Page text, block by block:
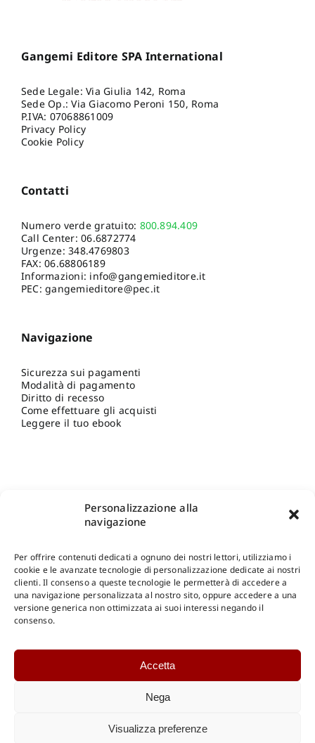
Personalizzazione alla
navigazione
Per offrire contenuti dedicati a ognuno dei nostri lettori, utilizziamo i
cookie e le avanzate tecnologie di personalizzazione dedicate ai nostri
clienti. Il consenso a queste tecnologie le permetterà di accedere a
una navigazione personalizzata al nostro sito, oppure accedere a una
versione generica non ottimizzata ai suoi interessi negando il
consenso.
Accetta
Nega
Visualizza preferenze
Gangemi Editore SPA International
Sede Legale: Via Giulia 142, Roma
Sede Op.: Via Giacomo Peroni 150, Roma
P.IVA: 07068861009
Privacy Policy
Cookie Policy
Contatti
Numero verde gratuito: 800.894.409
Call Center:06.6872774
Urgenze:348.4769803
FAX: 06.68806189
Informazioni: info@gangemieditore.it
PEC: gangemieditore@pec.it
Navigazione
Sicurezza sui pagamenti
Modalità di pagamento
Diritto di recesso
Come effettuare gli acquisti
Leggere il tuo ebook
Shop Gangemi Editore-Pagamenti Sicuri e anche Rateali
Catalogo Online
Catalogo Internazionale
DOWNLOAD
Catalogo Internazionale